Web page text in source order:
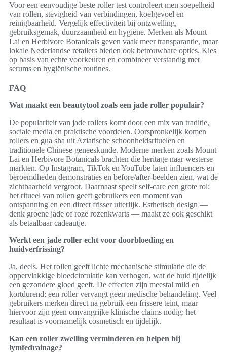
Voor een eenvoudige beste roller test controleert men soepelheid
van rollen, stevigheid van verbindingen, koelgevoel en
reinigbaarheid. Vergelijk effectiviteit bij ontzwelling,
gebruiksgemak, duurzaamheid en hygiëne. Merken als Mount
Lai en Herbivore Botanicals geven vaak meer transparantie, maar
lokale Nederlandse retailers bieden ook betrouwbare opties. Kies
op basis van echte voorkeuren en combineer verstandig met
serums en hygiënische routines.
FAQ
Wat maakt een beautytool zoals een jade roller populair?
De populariteit van jade rollers komt door een mix van traditie,
sociale media en praktische voordelen. Oorspronkelijk komen
rollers en gua sha uit Aziatische schoonheidsrituelen en
traditionele Chinese geneeskunde. Moderne merken zoals Mount
Lai en Herbivore Botanicals brachten die heritage naar westerse
markten. Op Instagram, TikTok en YouTube laten influencers en
beroemdheden demonstraties en before/after-beelden zien, wat de
zichtbaarheid vergroot. Daarnaast speelt self-care een grote rol:
het ritueel van rollen geeft gebruikers een moment van
ontspanning en een direct frisser uiterlijk. Esthetisch design —
denk groene jade of roze rozenkwarts — maakt ze ook geschikt
als betaalbaar cadeautje.
Werkt een jade roller echt voor doorbloeding en
huidverfrissing?
Ja, deels. Het rollen geeft lichte mechanische stimulatie die de
oppervlakkige bloedcirculatie kan verhogen, wat de huid tijdelijk
een gezondere gloed geeft. De effecten zijn meestal mild en
kortdurend; een roller vervangt geen medische behandeling. Veel
gebruikers merken direct na gebruik een frissere teint, maar
hiervoor zijn geen omvangrijke klinische claims nodig: het
resultaat is voornamelijk cosmetisch en tijdelijk.
Kan een roller zwelling verminderen en helpen bij
lymfedrainage?